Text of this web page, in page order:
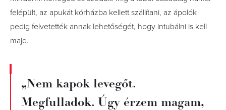
felépült, az apukát kórházba kellett szállítani, az ápolók
pedig felvetették annak lehetőségét, hogy intubálni is kell
majd.
„Nem kapok levegőt.
Megfulladok. Úgy érzem magam,